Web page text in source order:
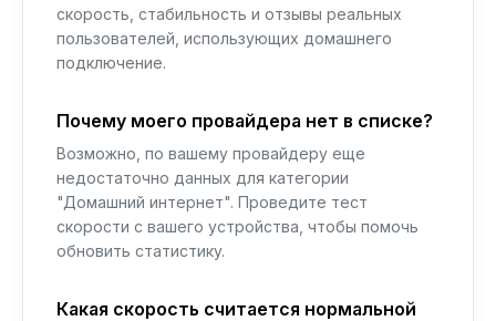
скорость, стабильность и отзывы реальных
пользователей, использующих домашнего
подключение.
Почему моего провайдера нет в списке?
Возможно, по вашему провайдеру еще
недостаточно данных для категории
"Домашний интернет". Проведите тест
скорости с вашего устройства, чтобы помочь
обновить статистику.
Какая скорость считается нормальной